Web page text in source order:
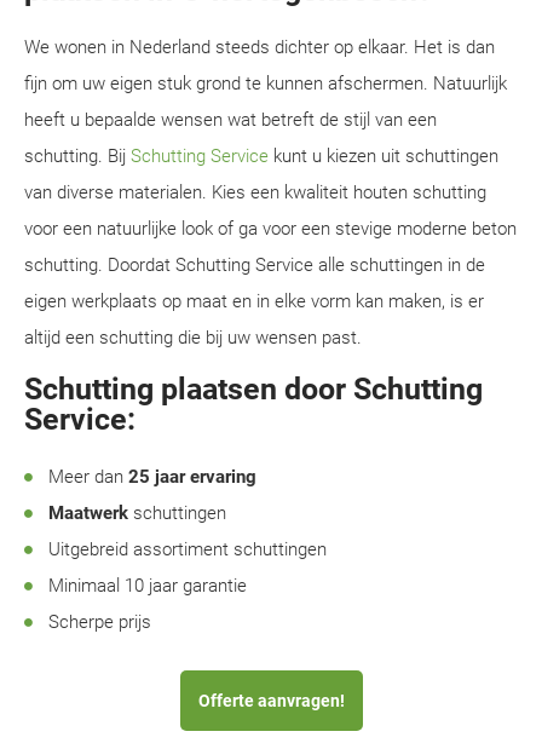
We wonen in Nederland steeds dichter op elkaar. Het is dan
fijn om uw eigen stuk grond te kunnen afschermen. Natuurlijk
heeft u bepaalde wensen wat betreft de stijl van een
schutting. Bij Schutting Service kunt u kiezen uit schuttingen
van diverse materialen. Kies een kwaliteit houten schutting
voor een natuurlijke look of ga voor een stevige moderne beton
schutting. Doordat Schutting Service alle schuttingen in de
eigen werkplaats op maat en in elke vorm kan maken, is er
altijd een schutting die bij uw wensen past.
Schutting plaatsen door Schutting
Service:
Meer dan 25 jaar ervaring
Maatwerk schuttingen
Uitgebreid assortiment schuttingen
Minimaal 10 jaar garantie
Scherpe prijs
Offerte aanvragen!